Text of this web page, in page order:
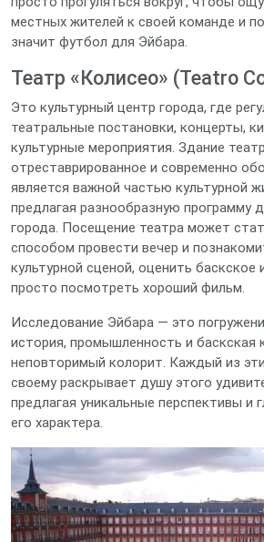
местных жителей к своей команде и
значит футбол для Эйбара.
Театр «Колисео» (Teatro
Это культурный центр города, где
театральные постановки, концерты,
культурные мероприятия. Здание
отреставрированное и современно
является важной частью культурной
предлагая разнообразную программу
города. Посещение театра может
способом провести вечер и
культурной сценой, оценить баскское
просто посмотреть хороший фильм.
Исследование Эйбара — это
история, промышленность и баскская
неповторимый колорит. Каждый из
своему раскрывает душу этого
предлагая уникальные перспективы и
его характера.